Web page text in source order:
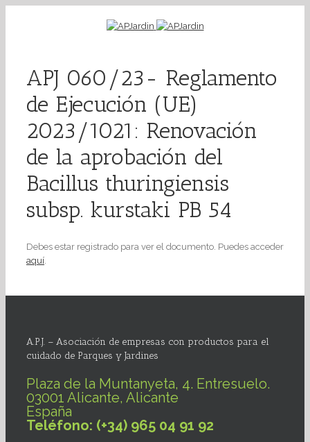
APJ 060/23- Reglamento
de Ejecución (UE)
2023/1021: Renovación
de la aprobación del
Bacillus thuringiensis
subsp. kurstaki PB 54
Debes estar registrado para ver el documento. Puedes acceder
aquí.
A.P.J. – Asociación de empresas con productos para el
cuidado de Parques y Jardines
Plaza de la Muntanyeta, 4. Entresuelo.
03001 Alicante, Alicante
España
Teléfono: (+34) 965 04 91 92